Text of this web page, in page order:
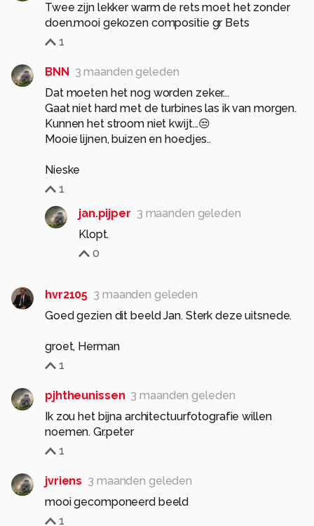
Twee zijn lekker warm de rets moet het zonder
doen.mooi gekozen compositie gr Bets
1
BNN
3 maanden geleden
Dat moeten het nog worden zeker...
Gaat niet hard met de turbines las ik van morgen.
Kunnen het stroom niet kwijt...😒
Mooie lijnen, buizen en hoedjes..
Nieske
1
jan.pijper 3 maanden geleden
Klopt.
0
hvr2105 3 maanden geleden
Goed gezien dit beeld Jan. Sterk deze uitsnede.
groet, Herman
1
pjhtheunissen 3 maanden geleden
Ik zou het bijna architectuurfotografie willen
noemen. Gr.peter
1
jvriens 3 maanden geleden
mooi gecomponeerd beeld
1